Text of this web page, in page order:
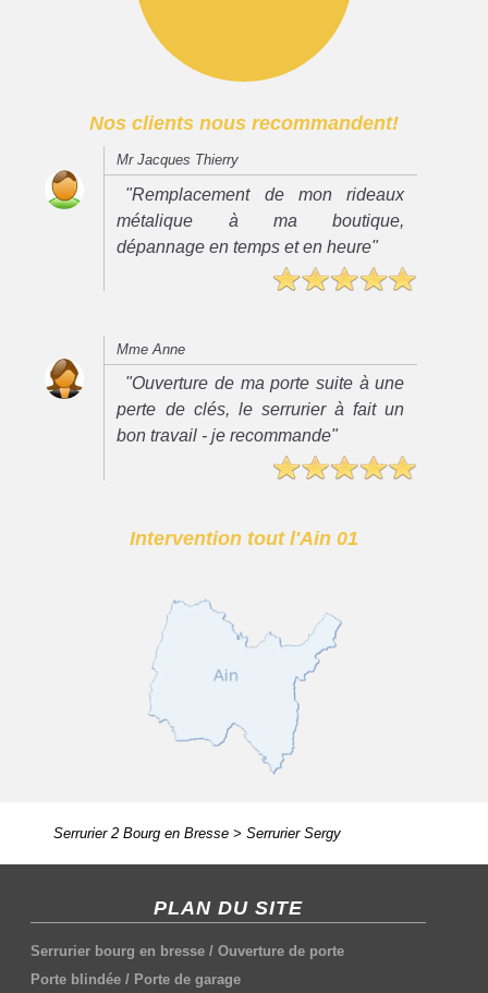
Nos clients nous recommandent!
Mr Jacques Thierry
"Remplacement de mon rideaux
métalique à ma boutique,
dépannage en temps et en heure"
Mme Anne
"Ouverture de ma porte suite à une
perte de clés, le serrurier à fait un
bon travail - je recommande"
Intervention tout l'Ain 01
Serrurier 2 Bourg en Bresse> Serrurier Sergy
PLAN DU SITE
Serrurier bourg en bresse /Ouverture de porte
Porte blindée / Porte de garage